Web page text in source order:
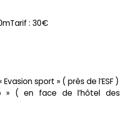
: 30€
Evasion sport » ( près de l’ESF )
» ( en face de l’hôtel des